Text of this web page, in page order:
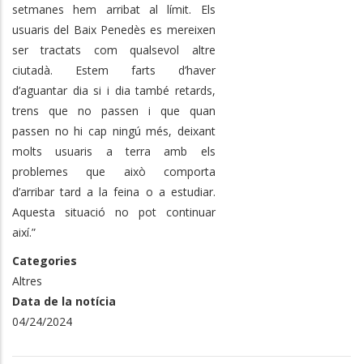
setmanes hem arribat al límit. Els
usuaris del Baix Penedès es mereixen
ser tractats com qualsevol altre
ciutadà. Estem farts d’haver
d’aguantar dia si i dia també retards,
trens que no passen i que quan
passen no hi cap ningú més, deixant
molts usuaris a terra amb els
problemes que això comporta
d’arribar tard a la feina o a estudiar.
Aquesta situació no pot continuar
així.”
Categories
Altres
Data de la notícia
04/24/2024